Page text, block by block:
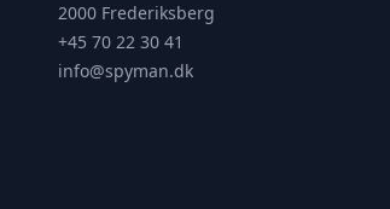
2000 Frederiksberg
+45 70 22 30 41
info@spyman.dk